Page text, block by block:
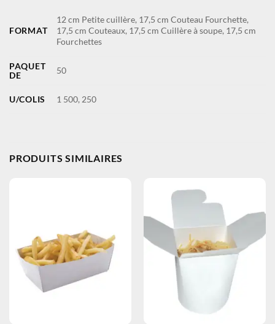
FORMAT
12 cm Petite cuillère, 17,5 cm Couteau Fourchette,
17,5 cm Couteaux, 17,5 cm Cuillère à soupe, 17,5 cm
Fourchettes
PAQUET
DE
50
U/COLIS 1 500, 250
PRODUITS SIMILAIRES